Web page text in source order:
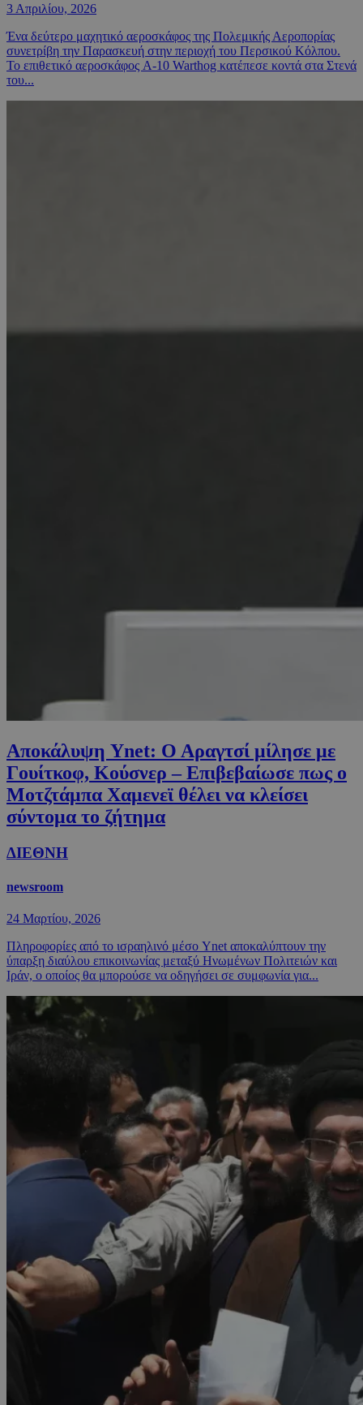
3 Απριλίου, 2026
Ένα δεύτερο μαχητικό αεροσκάφος της Πολεμικής Αεροπορίας
συνετρίβη την Παρασκευή στην περιοχή του Περσικού Κόλπου.
Το επιθετικό αεροσκάφος A-10 Warthog κατέπεσε κοντά στα Στενά
του...
Αποκάλυψη Ynet: Ο Αραγτσί μίλησε με
Γουίτκοφ, Κούσνερ – Επιβεβαίωσε πως ο
Μοτζτάμπα Χαμενεϊ θέλει να κλείσει
σύντομα το ζήτημα
ΔΙΕΘΝΗ
newsroom
24 Μαρτίου, 2026
Πληροφορίες από το ισραηλινό μέσο Ynet αποκαλύπτουν την
ύπαρξη διαύλου επικοινωνίας μεταξύ Ηνωμένων Πολιτειών και
Ιράν, ο οποίος θα μπορούσε να οδηγήσει σε συμφωνία για...